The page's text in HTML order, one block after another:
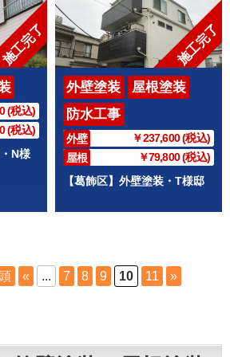
施工完了
(税込)
(税込)
N様
施工完了
外壁塗装
屋根塗装
防水工事
外壁
￥237,600 (税込)
屋根
￥79,800 (税込)
【葛飾区】外壁塗装・T様邸
« ... 7 8 9 10 11 »